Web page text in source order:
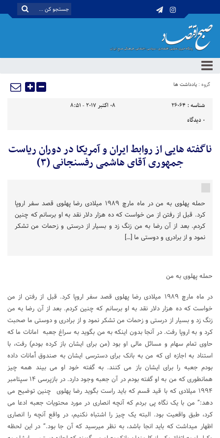
گروه : یادداشت ها
شناسه : 26064
08 اکتبر 2017 - 8:51
0 دیدگاه
ناگفته هایی از روابط ایران و آمریکا در دوران ریاست
جمهوری آقای هاشمی رفسنجانی (۳)
حمله پهلوی به من در ماه مارچ ۱۹۸۹ میلادى رضا پهلوى قصد سفر اروپا
کرد. قبل از رفتن از من خواست که ده هزار دلار نقد به او برسانم که چنین
کردم. بعد از آن رضا به من زنگ زد و بسیار از درستى و زحمات من تشکر
نمود و از برادرى و دوستى ما […]
حمله پهلوی به من
در ماه مارچ ۱۹۸۹ میلادى رضا پهلوى قصد سفر اروپا کرد. قبل از رفتن از من
خواست که ده هزار دلار نقد به او برسانم که چنین کردم. بعد از آن رضا به من
زنگ زد و بسیار از درستى و زحمات من تشکر نمود و از برادرى و دوستى ما صحبت
کرد و به اروپا رفت. در آنجا بدون اینکه به من بگوید به سراغ جعبه امانات ما که
حاوى تمام سهام و مسائل مالى او بود (من براى ایشان باز کرده بودم) رفت، با
استناد به اجازه اى که من به بانک براى دسترسى ایشان به صندوق أمانات داده
بودم جعبه را براى ایشان باز می کنند. به گفته خود او مى بیند همه چیز
همانطورى که من به او گفته بودم در آن جعبه وجود دارد. در بازپرسى ١۴ سپتامبر
١٩٩۴ میلادى که با قید قسم که باید راست بگوید رضا پهلوى چنین توضیح مى
دهد:” من با یک نگاه پى بردم که آنچه انصارى در مورد محتویات جعبه ادعا مى
کرد، طبق واقعیت بود. البته یک چیز را اشتباه نکنیم، در واقع آنچه را انصارى
اظهار میداشت که باید انجا باشد، به نظر میرسید که آن جا بود.” در این لحظه